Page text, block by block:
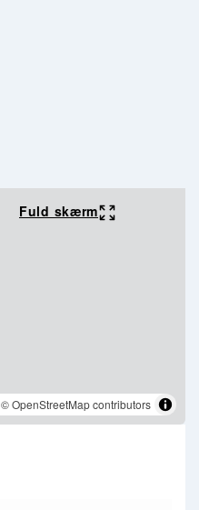
Fuld skærm
© OpenStreetMap contributors